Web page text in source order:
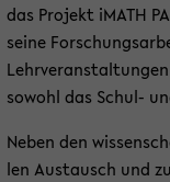
das Pro­jekt iMATH
seine
so­wohl das Schul-​
Neben den
len Aus­tausch und